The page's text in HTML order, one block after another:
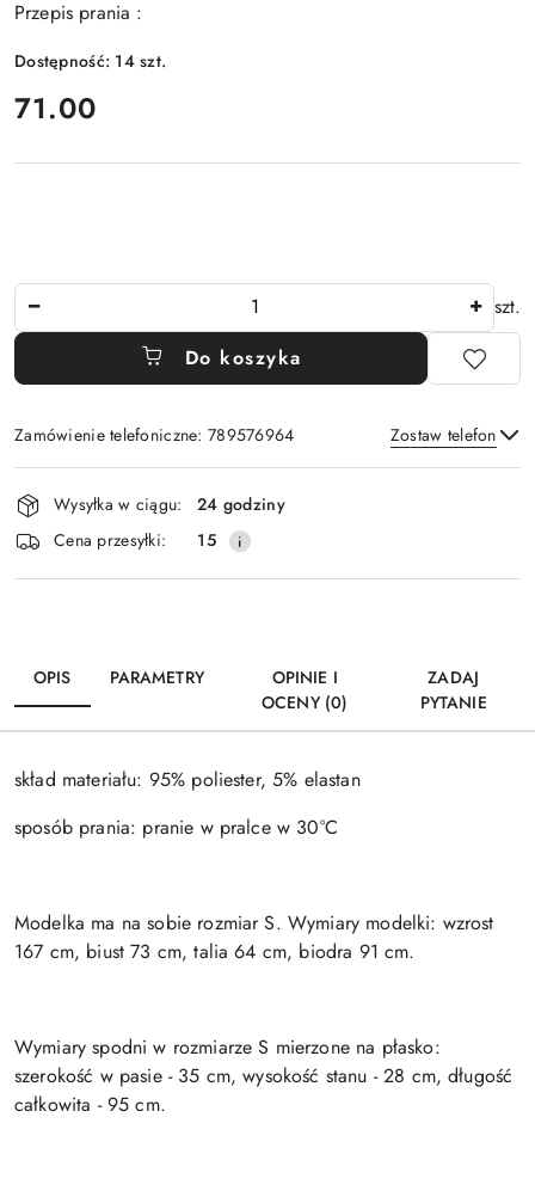
Przepis prania :
Dostępność: 14szt.
cena:
71.00
szt.
Do koszyka
Zamówienie telefoniczne: 789576964 Zostaw telefon
Wyślij
Dostępność
i
dostawa
Wysyłka w ciągu:
24 godziny
Cena przesyłki:
15
OPIS PARAMETRY
OPINIE I
OCENY (0)
ZADAJ
PYTANIE
skład materiału: 95% poliester, 5% elastan
sposób prania: pranie w pralce w 30°C
Modelka ma na sobie rozmiar S. Wymiary modelki: wzrost
167 cm, biust 73 cm, talia 64 cm, biodra 91 cm.
Wymiary spodni w rozmiarze S mierzone na płasko:
szerokość w pasie - 35 cm, wysokość stanu - 28 cm, długość
całkowita - 95 cm.